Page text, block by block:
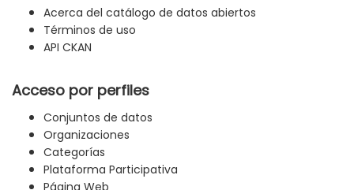
Acerca del catálogo de datos abiertos
Términos de uso
API CKAN
Acceso por perfiles
Conjuntos de datos
Organizaciones
Categorías
Plataforma Participativa
Página Web